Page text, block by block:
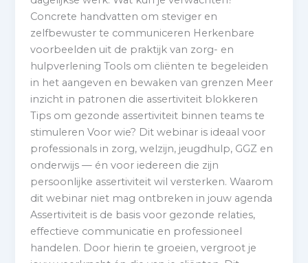
Concrete handvatten om steviger en
zelfbewuster te communiceren Herkenbare
voorbeelden uit de praktijk van zorg- en
hulpverlening Tools om cliënten te begeleiden
in het aangeven en bewaken van grenzen Meer
inzicht in patronen die assertiviteit blokkeren
Tips om gezonde assertiviteit binnen teams te
stimuleren Voor wie? Dit webinar is ideaal voor
professionals in zorg, welzijn, jeugdhulp, GGZ en
onderwijs — én voor iedereen die zijn
persoonlijke assertiviteit wil versterken. Waarom
dit webinar niet mag ontbreken in jouw agenda
Assertiviteit is de basis voor gezonde relaties,
effectieve communicatie en professioneel
handelen. Door hierin te groeien, vergroot je